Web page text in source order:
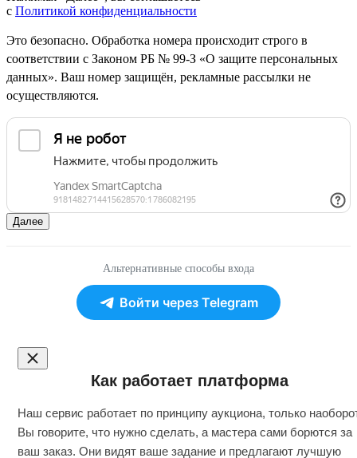
с Политикой конфиденциальности
Это безопасно. Обработка номера происходит строго в
соответствии с Законом РБ № 99-З «О защите персональных
данных». Ваш номер защищён, рекламные рассылки не
осуществляются.
Далее
Альтернативные способы входа
Войти через Telegram
Как работает платформа
Наш сервис работает по принципу аукциона, только
Вы говорите, что нужно сделать, а мастера сами борются за
ваш заказ. Они видят ваше задание и предлагают лучшую